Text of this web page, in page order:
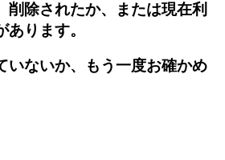
削除されたか、または現在利
ります。
いないか、もう一度お確かめ